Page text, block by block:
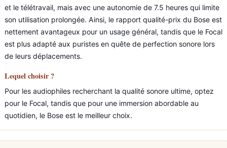
et le télétravail, mais avec une autonomie de 7.5 heures qui limite
son utilisation prolongée. Ainsi, le rapport qualité-prix du Bose est
nettement avantageux pour un usage général, tandis que le Focal
est plus adapté aux puristes en quête de perfection sonore lors
de leurs déplacements.
Lequel choisir ?
Pour les audiophiles recherchant la qualité sonore ultime, optez
pour le Focal, tandis que pour une immersion abordable au
quotidien, le Bose est le meilleur choix.